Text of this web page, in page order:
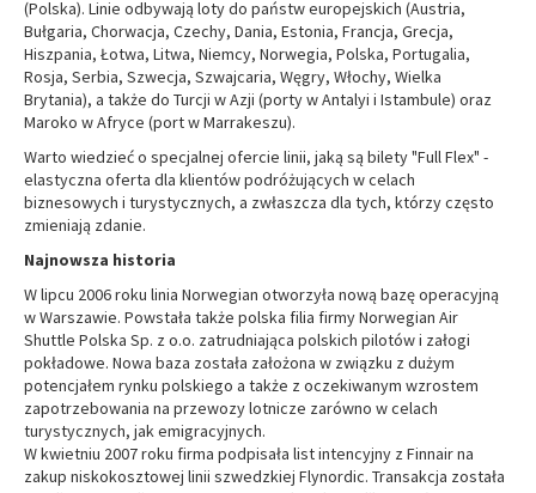
(Polska). Linie odbywają loty do państw europejskich (Austria,
Bułgaria, Chorwacja, Czechy, Dania, Estonia, Francja, Grecja,
Hiszpania, Łotwa, Litwa, Niemcy, Norwegia, Polska, Portugalia,
Rosja, Serbia, Szwecja, Szwajcaria, Węgry, Włochy, Wielka
Brytania), a także do Turcji w Azji (porty w Antalyi i Istambule) oraz
Maroko w Afryce (port w Marrakeszu).
Warto wiedzieć o specjalnej ofercie linii, jaką są bilety "Full Flex" -
elastyczna oferta dla klientów podróżujących w celach
biznesowych i turystycznych, a zwłaszcza dla tych, którzy często
zmieniają zdanie.
Najnowsza historia
W lipcu 2006 roku linia Norwegian otworzyła nową bazę operacyjną
w Warszawie. Powstała także polska filia firmy Norwegian Air
Shuttle Polska Sp. z o.o. zatrudniająca polskich pilotów i załogi
pokładowe. Nowa baza została założona w związku z dużym
potencjałem rynku polskiego a także z oczekiwanym wzrostem
zapotrzebowania na przewozy lotnicze zarówno w celach
turystycznych, jak emigracyjnych.
W kwietniu 2007 roku firma podpisała list intencyjny z Finnair na
zakup niskokosztowej linii szwedzkiej Flynordic. Transakcja została